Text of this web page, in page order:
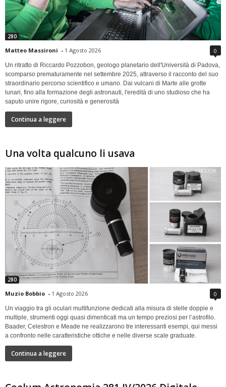
280
Matteo Massironi - 1 Agosto 2026 0
Un ritratto di Riccardo Pozzobon, geologo planetario dell'Università di Padova,
scomparso prematuramente nel settembre 2025, attraverso il racconto del suo
straordinario percorso scientifico e umano. Dai vulcani di Marte alle grotte
lunari, fino alla formazione degli astronauti, l'eredità di uno studioso che ha
saputo unire rigore, curiosità e generosità
Continua a leggere
Una volta qualcuno li usava
280
Muzio Bobbio - 1 Agosto 2026 0
Un viaggio tra gli oculari multifunzione dedicati alla misura di stelle doppie e
multiple, strumenti oggi quasi dimenticati ma un tempo preziosi per l’astrofilo.
Baader, Celestron e Meade ne realizzarono tre interessanti esempi, qui messi
a confronto nelle caratteristiche ottiche e nelle diverse scale graduate.
Continua a leggere